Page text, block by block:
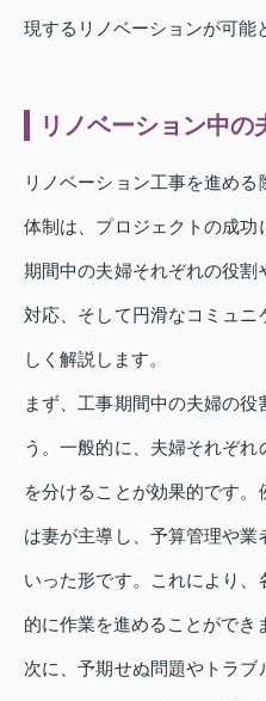
現するリノベーションが可能
リノベーション中の
リノベーション工事を進め
体制は、プロジェクトの成
期間中の夫婦それぞれの役
対応、そして円滑なコミュ
しく解説します。
まず、工事期間中の夫婦の
う。一般的に、夫婦それぞ
を分けることが効果的です
は妻が主導し、予算管理や業
いった形です。これにより
的に作業を進めることができ
次に、予期せぬ問題やトラブ